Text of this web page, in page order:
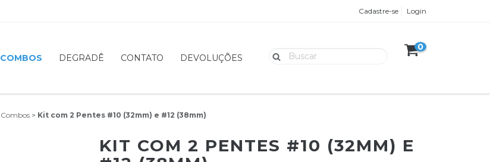
Cadastre-se Login
COMBOS DEGRADÊ CONTATO DEVOLUÇÕES
0
Combos > Kit com 2 Pentes #10 (32mm) e #12 (38mm)
KIT COM 2 PENTES #10 (32MM) E